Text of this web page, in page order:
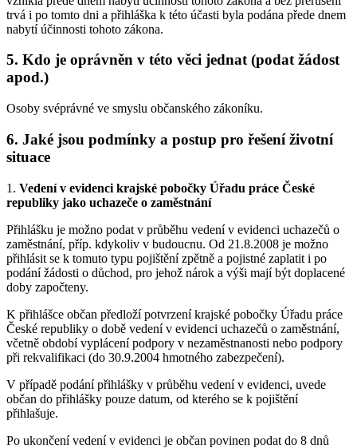
trvá i po tomto dni a přihláška k této účasti byla podána přede dnem
nabytí účinnosti tohoto zákona.
5. Kdo je oprávněn v této věci jednat (podat žádost
apod.)
Osoby svéprávné ve smyslu občanského zákoníku.
6. Jaké jsou podmínky a postup pro řešení životní
situace
1. Vedení v evidenci krajské pobočky Úřadu práce České
republiky jako uchazeče o zaměstnání
Přihlášku je možno podat v průběhu vedení v evidenci uchazečů o
zaměstnání, příp. kdykoliv v budoucnu. Od 21.8.2008 je možno
přihlásit se k tomuto typu pojištění zpětně a pojistné zaplatit i po
podání žádosti o důchod, pro jehož nárok a výši mají být doplacené
doby započteny.
K přihlášce občan předloží potvrzení krajské pobočky Úřadu práce
České republiky o době vedení v evidenci uchazečů o zaměstnání,
včetně období vyplácení podpory v nezaměstnanosti nebo podpory
při rekvalifikaci (do 30.9.2004 hmotného zabezpečení).
V případě podání přihlášky v průběhu vedení v evidenci, uvede
občan do přihlášky pouze datum, od kterého se k pojištění
přihlašuje.
Po ukončení vedení v evidenci je občan povinen podat do 8 dnů